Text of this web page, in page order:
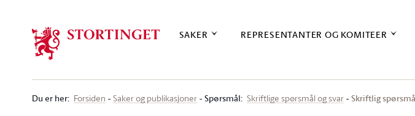
SAKER REPRESENTANTER OG KOMITEER
Du er her: Forsiden Saker og publikasjoner Spørsmål: Skriftlige spørsmål og svar Skriftlig